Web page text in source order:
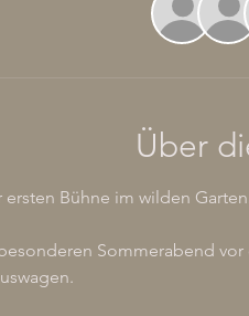
Über
Bühne im wilden
Sommerabend